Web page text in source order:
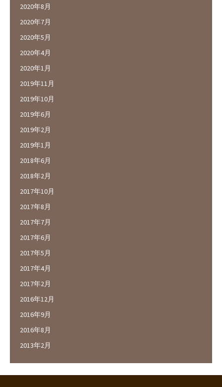
2020年8月
2020年7月
2020年5月
2020年4月
2020年1月
2019年11月
2019年10月
2019年6月
2019年2月
2019年1月
2018年6月
2018年2月
2017年10月
2017年8月
2017年7月
2017年6月
2017年5月
2017年4月
2017年2月
2016年12月
2016年9月
2016年8月
2013年2月